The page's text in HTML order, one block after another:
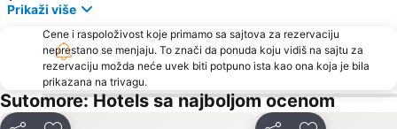
Miami Beach
Kamenovo
Kopakabana
Kraljičina plaža
Veliki Pijesak
Petrovacka Obala
Plaža Miločer
Drobni pijesak
Lepetane
Prikaži više
Cene i raspoloživost koje primamo sa sajtova za rezervaciju
neprestano se menjaju. To znači da ponuda koju vidiš na sajtu za
rezervaciju možda neće uvek biti potpuno ista kao ona koja je bila
prikazana na trivagu.
Sutomore: Hotels sa najboljom ocenom